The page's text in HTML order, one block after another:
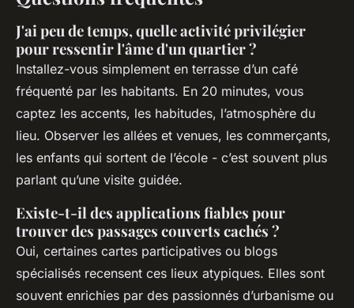
J'ai peu de temps, quelle activité privilégier
pour ressentir l'âme d'un quartier ?
Installez-vous simplement en terrasse d’un café
fréquenté par les habitants. En 20 minutes, vous
captez les accents, les habitudes, l’atmosphère du
lieu. Observer les allées et venues, les commerçants,
les enfants qui sortent de l’école - c’est souvent plus
parlant qu’une visite guidée.
Existe-t-il des applications fiables pour
trouver des passages couverts cachés ?
Oui, certaines cartes participatives ou blogs
spécialisés recensent ces lieux atypiques. Elles sont
souvent enrichies par des passionnés d’urbanisme ou